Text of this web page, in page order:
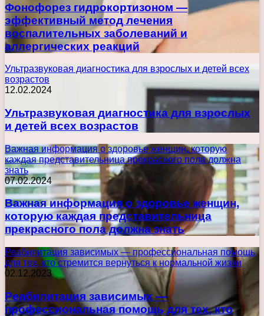
Фонофорез гидрокортизоном —
эффективный метод лечения
воспалительных заболеваний и
аллергических реакций
Ультразвуковая диагностика для взрослых и детей всех
возрастов
12.02.2024
Ультразвуковая диагностика для взрослых
и детей всех возрастов
Важная информация о здоровье женщин, которую
каждая представительница прекрасного пола должна
знать
07.02.2024
Важная информация о здоровье женщин,
которую каждая представительница
прекрасного пола должна знать
Реабилитация зависимых — профессиональная помощь
для тех, кто стремится вернуться к нормальной жизни
02.12.2023
Реабилитация зависимых —
профессиональная помощь для тех, кто